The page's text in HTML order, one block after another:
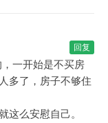
回复
一开始是不买房
多了，房子不够住
这么安慰自己。